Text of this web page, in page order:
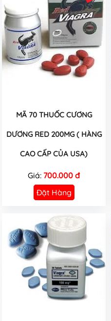
MÃ 70 THUỐC CƯƠNG
DƯƠNG RED 200MG ( HÀNG
CAO CẤP CỦA USA)
Giá: 700.000 đ
Đặt Hàng